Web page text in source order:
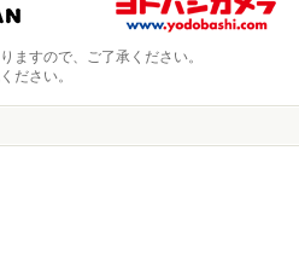
ますので、ご了承ください。
ださい。